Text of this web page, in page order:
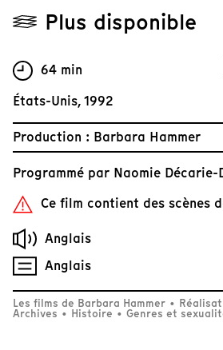
Plus disponible
64 min
États-Unis, 1992
Production : Barbara Hammer
Programmé par Naomie
Ce film contient des scènes
Anglais
Anglais
Les films de Barbara Hammer •
Archives • Histoire • Genres et